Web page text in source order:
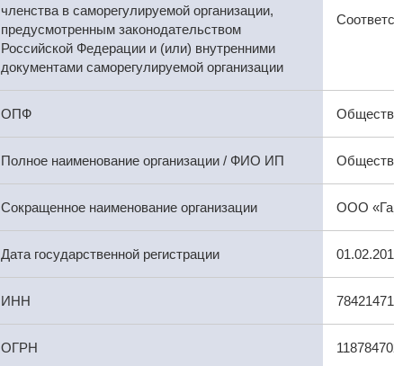
членства в саморегулируемой организации,
предусмотренным законодательством
Российской Федерации и (или) внутренними
документами саморегулируемой организации
ОПФ
Полное наименование организации / ФИО ИП
Сокращенное наименование организации ООО
Дата государственной регистрации
ИНН
ОГРН